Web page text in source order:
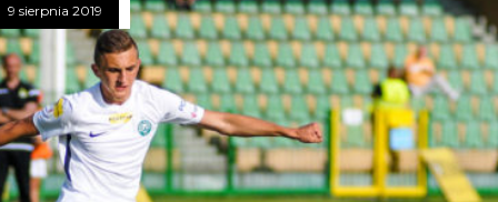
9 sierpnia 2019